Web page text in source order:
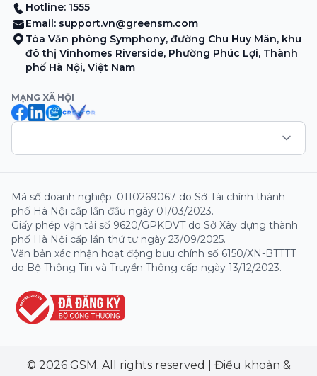
Hotline: 1555
Email: support.vn@greensm.com
Tòa Văn phòng Symphony, đường Chu Huy Mân, khu
đô thị Vinhomes Riverside, Phường Phúc Lợi, Thành
phố Hà Nội, Việt Nam
MẠNG XÃ HỘI
Mã số doanh nghiệp: 0110269067 do Sở Tài chính thành
phố Hà Nội cấp lần đầu ngày 01/03/2023.
Giấy phép vận tải số 9620/GPKDVT do Sở Xây dựng thành
phố Hà Nội cấp lần thứ tư ngày 23/09/2025.
Văn bản xác nhận hoạt động bưu chính số 6150/XN-BTTTT
do Bộ Thông Tin và Truyền Thông cấp ngày 13/12/2023.
© 2026 GSM. All rights reserved
Điều khoản &